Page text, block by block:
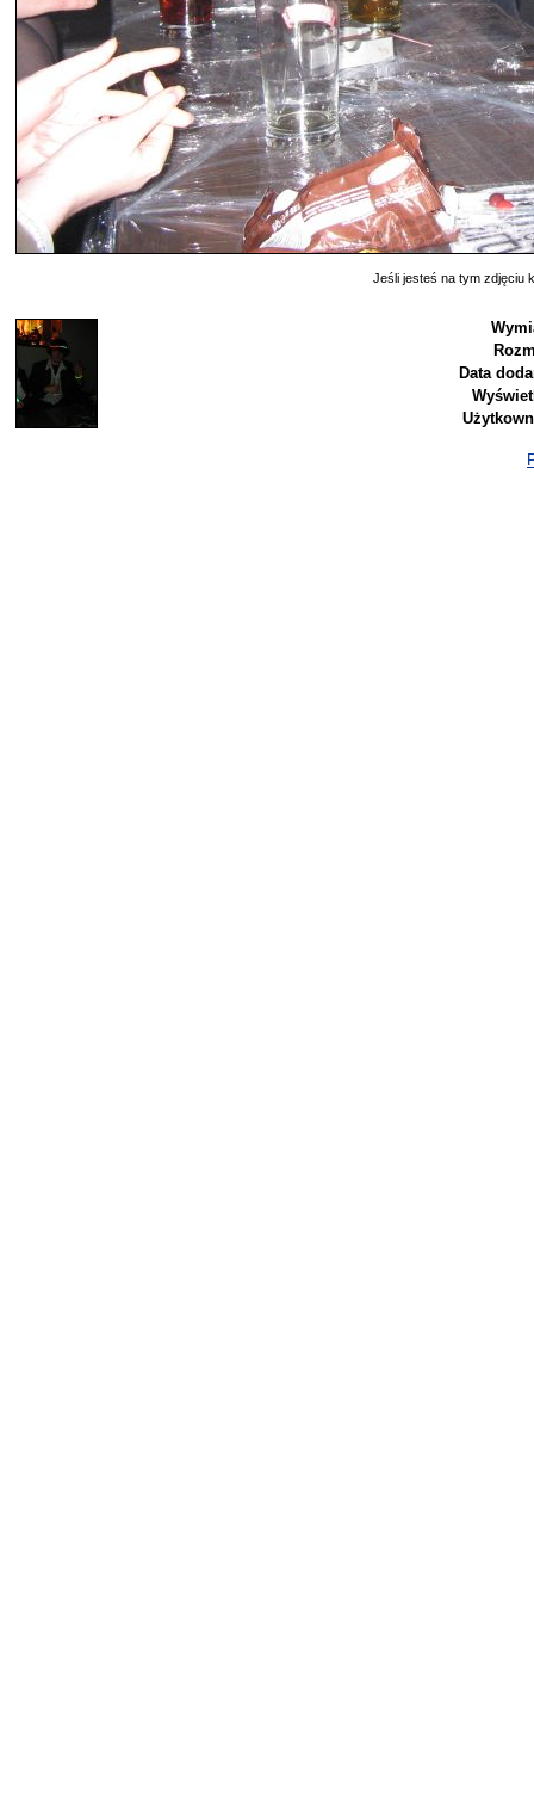
Jeśli jesteś na tym zdjęciu
Data